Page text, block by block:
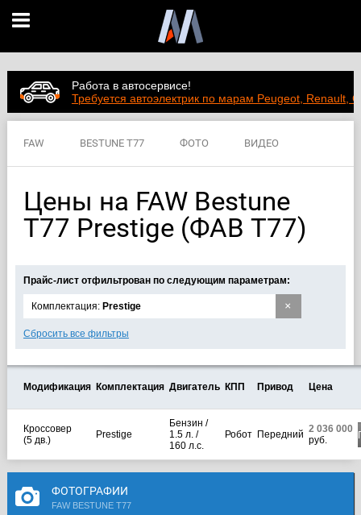
Работа в автосервисе!
Требуется автоэлектрик по марам Peugeot, Renault,
FAW BESTUNE T77 ФОТО ВИДЕО
Цены на FAW Bestune
T77 Prestige (ФАВ Т77)
Прайс-лист отфильтрован по следующим параметрам:
×
Комплектация: Prestige
Сбросить все фильтры
Модификация Комплектация Двигатель КПП Привод Цена
Кроссовер
(5 дв.)
Prestige
Бензин /
1.5 л. /
160 л.с.
Робот Передний 2 036 000
руб.
ФОТОГРАФИИ
FAW BESTUNE T77